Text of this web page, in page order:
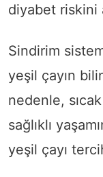
diyabet riskini
Sindirim
yeşil çayın
nedenle,
sağlıklı
yeşil çayı